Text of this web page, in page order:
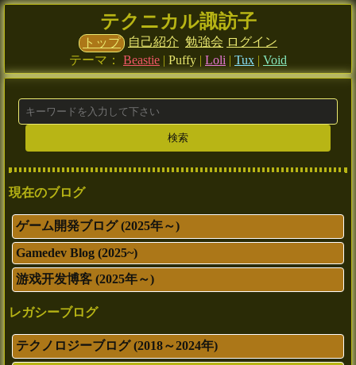
テクニカル諏訪子
トップ 自己紹介 勉強会 ログイン
テーマ： Beastie | Puffy | Loli | Tux | Void
現在のブログ
ゲーム開発ブログ (2025年～)
Gamedev Blog (2025~)
游戏开发博客 (2025年～)
レガシーブログ
テクノロジーブログ (2018～2024年)